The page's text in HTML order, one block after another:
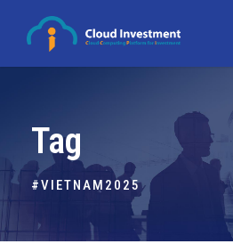
Tag
#VIETNAM2025